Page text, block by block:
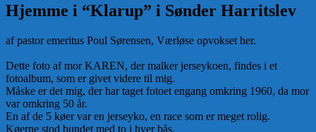
Hjemme i “Klarup” i Sønder Harritslev
af pastor emeritus Poul Sørensen, Værløse opvokset her.
Dette foto af mor KAREN, der malker jerseykoen, findes i et
fotoalbum, som er givet videre til mig.
Måske er det mig, der har taget fotoet engang omkring 1960, da mor
var omkring 50 år.
En af de 5 køer var en jerseyko, en race som er meget rolig.
Køerne stod bundet med to i hver bås.